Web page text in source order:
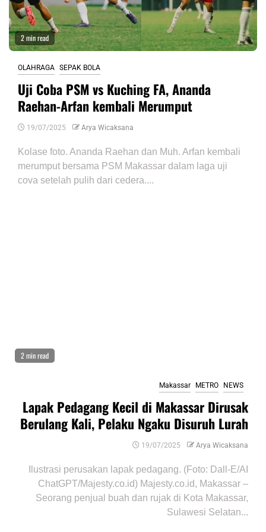
2 min read
OLAHRAGA SEPAK BOLA
Uji Coba PSM vs Kuching FA, Ananda
Raehan-Arfan kembali Merumput
19/07/2025 Arya Wicaksana
Kolase foto. Ananda Raehan dan Muh. Arfan kembali
merumput bersama PSM Makassar dalam laga uji
cova setelah pulih dari cedera....
2 min read
Makassar METRO NEWS
Lapak Pedagang Kecil di Makassar Dirusak
Berulang Kali, Pelaku Ngaku Disuruh Lurah
19/07/2025 Arya Wicaksana
Ilustrasi perusakan lapak pedagang. (Foto: Dall-E/AI
ChatGPT/Majesty.co.id) Majesty.co.id, Makassar –
Seorang penjual buah dan rujak di Kota Makassar,
Sulawesi Selatan...